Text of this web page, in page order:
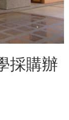
採購辦